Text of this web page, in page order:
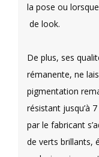
la pose ou
de look.
De plus, ses
rémanente, ne
pigmentation
résistant jusqu’à
par le fabricant
de verts brillants,